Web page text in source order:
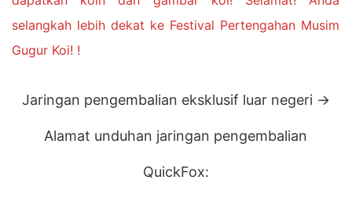
selangkah lebih dekat ke Festival Pertengahan Musim
Gugur Koi! !
Jaringan pengembalian eksklusif luar negeri →
Alamat unduhan jaringan pengembalian
QuickFox: